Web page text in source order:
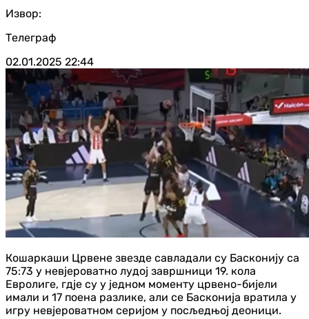
Извор:
Телеграф
02.01.2025 22:44
Кошаркаши Црвене звезде савладали су Басконију са
75:73 у невјероватно лудој завршници 19. кола
Евролиге, гдје су у једном моменту црвено-бијели
имали и 17 поена разлике, али се Басконија вратила у
игру невјероватном серијом у посљедњој деоници.